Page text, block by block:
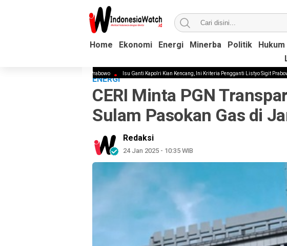
Home Ekonomi Energi Minerba Politik Hukum
Home Ekonomi Energi Minerba Politik Hukum
Isu Ganti Kapolri Kian Kencang, Ini Kriteria Pengganti Listyo Sigit Prabowo LBH
ENERGI
CERI Minta PGN
Sulam Pasokan Gas di
Redaksi
24 Jan 2025 - 10:35 WIB